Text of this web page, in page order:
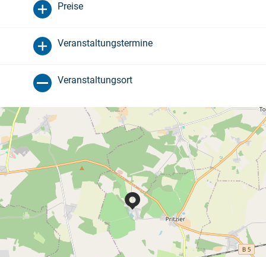
Preise
Veranstaltungstermine
Veranstaltungsort